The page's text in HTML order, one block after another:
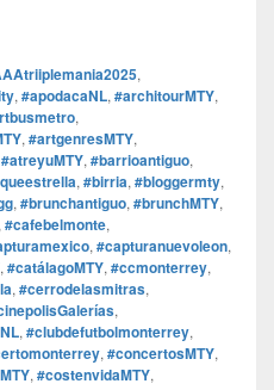
,
, #apodacaNL, #architourMTY,
,
, #artgenresMTY,
#atreyuMTY, #barrioantiguo,
, #birria, #bloggermty,
, #brunchantiguo, #brunchMTY,
#cafebelmonte,
, #capturanuevoleon,
, #catálagoMTY, #ccmonterrey,
, #cerrodelasmitras,
,
, #clubdefutbolmonterrey,
, #concertosMTY,
, #costenvidaMTY,